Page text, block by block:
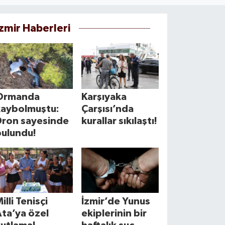
Haberleri
sayesinde
Karşıyaka
Çarşısı’nda
kurallar sıkılaştı!
Tenisçi
özel
İzmir’de Yunus
ekiplerinin bir